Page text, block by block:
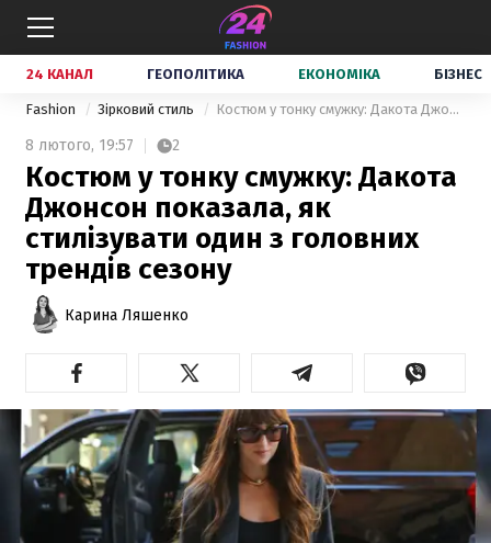
24 КАНАЛ ГЕОПОЛІТИКА ЕКОНОМІКА БІЗНЕС
Fashion Зірковий стиль Костюм у тонку смужку: Дакота Джонсон показала, як стилізувати один з головних трендів сезону
8 лютого, 19:57 2
Костюм у тонку смужку: Дакота
Джонсон показала, як
стилізувати один з головних
трендів сезону
Карина Ляшенко